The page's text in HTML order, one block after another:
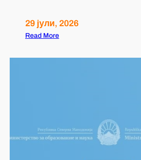
29 јули, 2026
Read More